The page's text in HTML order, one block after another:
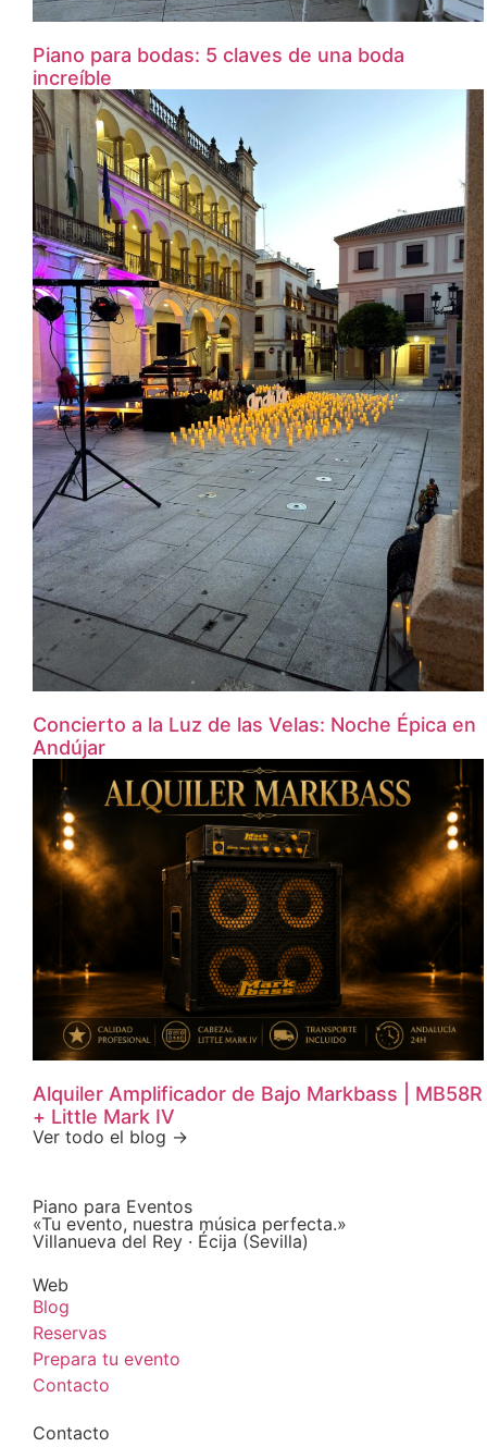
Piano para bodas: 5 claves de una boda
increíble
Concierto a la Luz de las Velas: Noche Épica en
Andújar
Alquiler Amplificador de Bajo Markbass | MB58R
+ Little Mark IV
Ver todo el blog →
Piano para Eventos
«Tu evento, nuestra música perfecta.»
Villanueva del Rey · Écija (Sevilla)
Web
Blog
Reservas
Prepara tu evento
Contacto
Contacto